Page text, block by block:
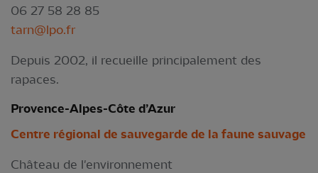
06 27 58 28 85
tarn@lpo.fr
Depuis 2002, il recueille principalement des
rapaces.
Provence-Alpes-Côte d’Azur
Centre régional de sauvegarde de la faune sauvage
Château de l'environnement